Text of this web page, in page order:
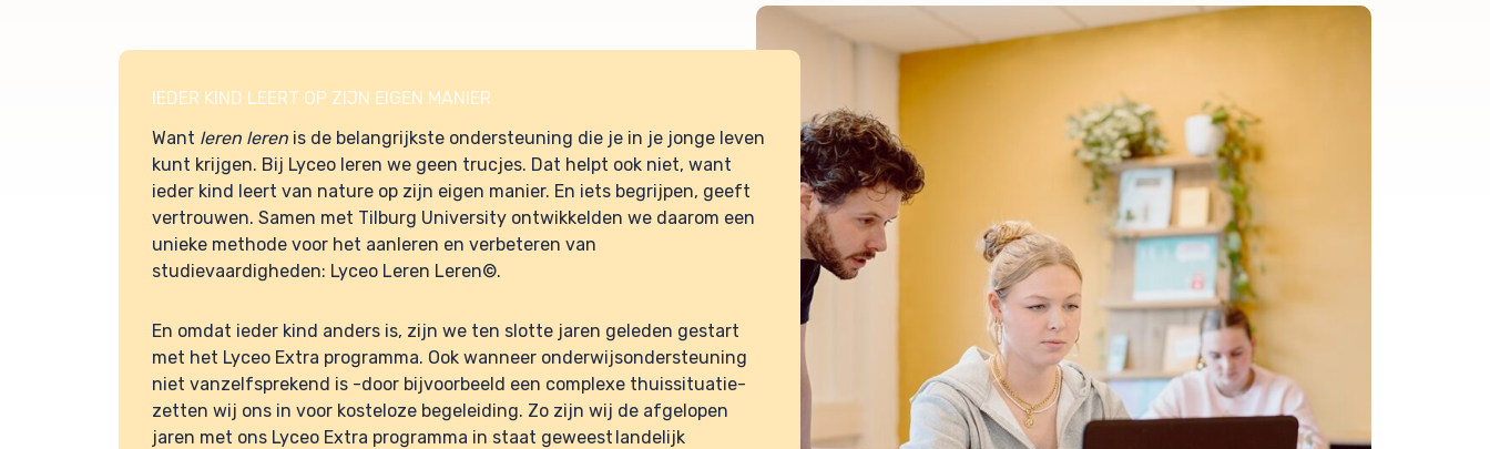
IEDER KIND LEERT OP ZIJN EIGEN MANIER
Want leren leren is de belangrijkste ondersteuning die je in je jonge leven
kunt krijgen. Bij Lyceo leren we geen trucjes. Dat helpt ook niet, want
ieder kind leert van nature op zijn eigen manier. En iets begrijpen, geeft
vertrouwen. Samen met Tilburg University ontwikkelden we daarom een
unieke methode voor het aanleren en verbeteren van
studievaardigheden: Lyceo Leren Leren©.
En omdat ieder kind anders is, zijn we ten slotte jaren geleden gestart
met het Lyceo Extra programma. Ook wanneer onderwijsondersteuning
niet vanzelfsprekend is -door bijvoorbeeld een complexe thuissituatie-
zetten wij ons in voor kosteloze begeleiding. Zo zijn wij de afgelopen
jaren met ons Lyceo Extra programma in staat geweest landelijk